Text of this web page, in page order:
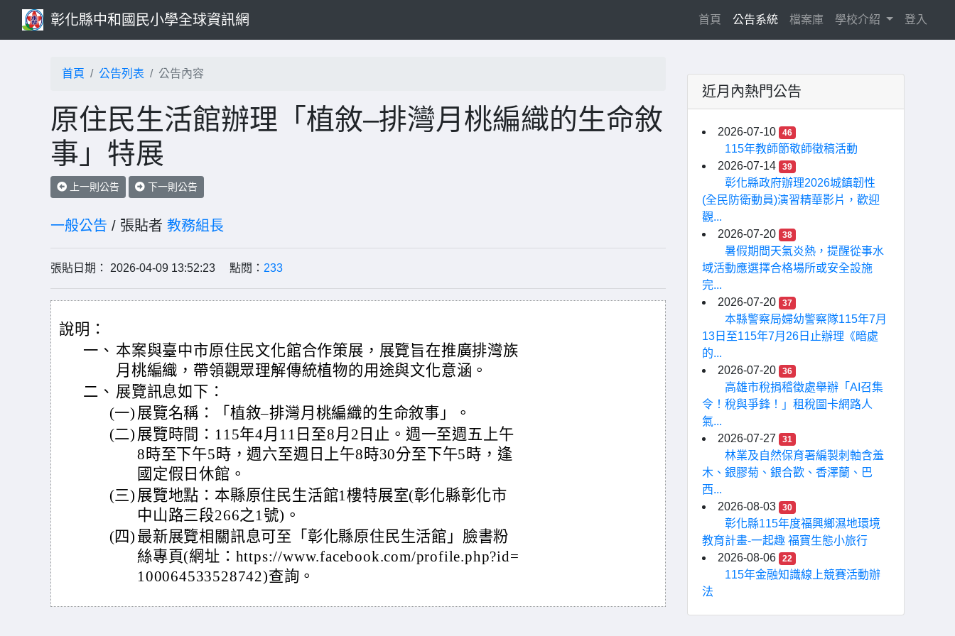
彰化縣中和國民小學全球資訊網 首頁 (current)
公告系統 檔案庫 學校介紹 登入
首頁 公告列表 公告內容
原住民生活館辦理「植敘–排灣月桃編織的生命敘
事」特展
上一則公告 下一則公告
一般公告 / 張貼者 教務組長
張貼日期： 2026-04-09 13:52:23 點閱： 233
說明：
一、 本案與臺中市原住民文化館合作策展，展覽旨在推廣排灣族
月桃編織，帶領觀眾理解傳統植物的用途與文化意涵。
二、 展覽訊息如下：
(一) 展覽名稱：「植敘–排灣月桃編織的生命敘事」。
(二) 展覽時間：115年4月11日至8月2日止。週一至週五上午
8時至下午5時，週六至週日上午8時30分至下午5時，逢
國定假日休館。
(三) 展覽地點：本縣原住民生活館1樓特展室(彰化縣彰化市
中山路三段266之1號)。
(四) 最新展覽相關訊息可至「彰化縣原住民生活館」臉書粉
絲專頁(網址：https://www.facebook.com/profile.php?id=
100064533528742)查詢。
近月內熱門公告
2026-07-10 46
115年教師節敬師徵稿活動
2026-07-14
39
彰化縣政府辦理2026城鎮韌性
(全民防衛動員)演習精華影片，歡迎
觀...
2026-07-20
38
暑假期間天氣炎熱，提醒從事水
域活動應選擇合格場所或安全設施
完...
2026-07-20
37
本縣警察局婦幼警察隊115年7月
13日至115年7月26日止辦理《暗處
的...
2026-07-20
36
高雄市稅捐稽徵處舉辦「AI召集
令！稅與爭鋒！」租稅圖卡網路人
氣...
2026-07-27
31
林業及自然保育署編製刺軸含羞
木、銀膠菊、銀合歡、香澤蘭、巴
西...
2026-08-03
30
彰化縣115年度福興鄉濕地環境
教育計畫-一起趣 福寶生態小旅行
2026-08-06
22
115年金融知識線上競賽活動辦
法